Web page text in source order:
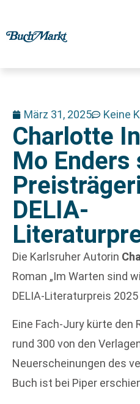
März 31, 2025 Keine
Charlotte
Mo Enders
DELIA-
Die Karlsruher Autorin
Roman „Im Warten sind
DELIA-Literaturpreis
Eine Fach-Jury kürte den
rund 300 von den
Neuerscheinungen des
Buch ist bei Piper